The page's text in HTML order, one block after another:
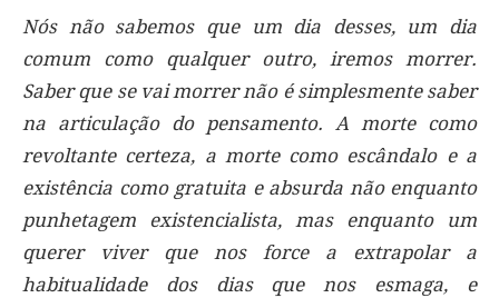
Nós não sabemos que um dia desses, um dia
comum como qualquer outro, iremos morrer.
Saber que se vai morrer não é simplesmente saber
na articulação do pensamento. A morte como
revoltante certeza, a morte como escândalo e a
existência como gratuita e absurda não enquanto
punhetagem existencialista, mas enquanto um
querer viver que nos force a extrapolar a
habitualidade dos dias que nos esmaga, e